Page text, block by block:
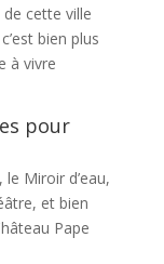
de cette ville
bien plus
à vivre
pour
Miroir d’eau,
et bien
Pape